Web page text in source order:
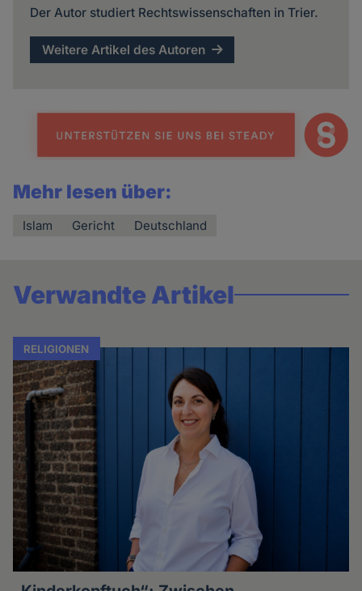
Der Autor studiert Rechtswissenschaften in Trier.
Weitere Artikel des Autoren
Mehr lesen über:
Islam Gericht Deutschland
Verwandte Artikel
RELIGIONEN